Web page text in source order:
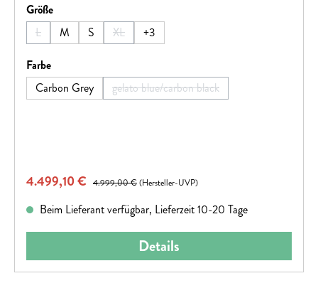
WorldTour-Sprintern, die immer vorne mit dabei sind und
sich absetzen können, gerecht. Win Every Ride.Hinweis:
Fahrradspezifikationen können ohne vorherige Ankündigung
geändert werden.
Größeauswählen
L
(Diese Option ist zurzeit nicht verfügbar.)
M S XL
(Diese Option ist zurzeit nicht verfügbar.)
+3
Farbeauswählen
Carbon Grey
gelato blue/carbon black
(Diese Option ist zurzeit nicht
Verkaufspreis:
4.499,10 € Regulärer Preis:
4.999,00 €(Hersteller-UVP)
Beim Lieferant verfügbar, Lieferzeit 10-20 Tage
Details